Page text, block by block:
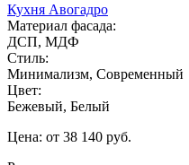
Кухня Авогадро
Материал фасада:
ДСП, МДФ
Стиль:
Минимализм, Современный
Цвет:
Бежевый, Белый
Цена: от 38 140 руб.